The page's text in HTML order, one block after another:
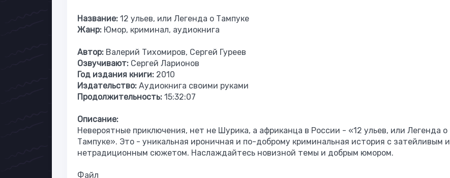
Название: 12 ульев, или Легенда о Тампуке
Жанр: Юмор, криминал, аудиокнига
Автор: Валерий Тихомиров, Сергей Гуреев
Озвучивают: Сергей Ларионов
Год издания книги: 2010
Издательство: Аудиокнига своими руками
Продолжительность: 15:32:07
Описание:
Невероятные приключения, нет не Шурика, а африканца в России - «12 ульев, или Легенда о
Тампуке». Это - уникальная ироничная и по-доброму криминальная история с затейливым и
нетрадиционным сюжетом. Наслаждайтесь новизной темы и добрым юмором.
Файл